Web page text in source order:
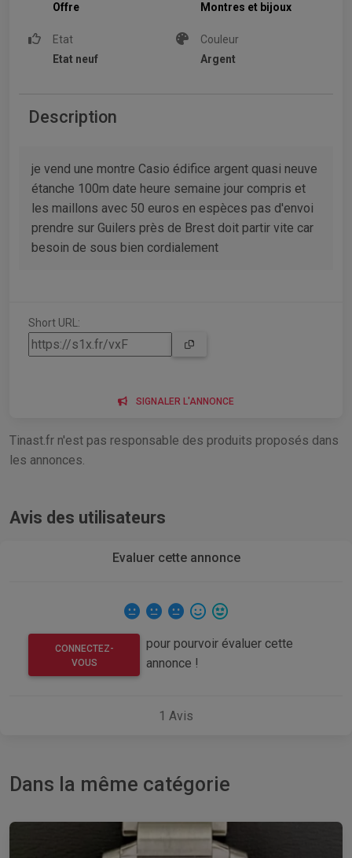
Offre
Montres et bijoux
Etat
Etat neuf
Couleur
Argent
Description
je vend une montre Casio édifice argent quasi neuve
étanche 100m date heure semaine jour compris et
les maillons avec 50 euros en espèces pas d'envoi
prendre sur Guilers près de Brest doit partir vite car
besoin de sous bien cordialement
Short URL:
SIGNALER L'ANNONCE
Tinast.fr n'est pas responsable des produits proposés dans
les annonces.
Avis des utilisateurs
Evaluer cette annonce
CONNECTEZ-
VOUS
pour pourvoir évaluer cette
annonce !
1 Avis
Dans la même catégorie